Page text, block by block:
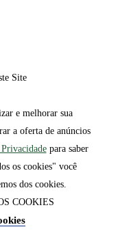
Site
e melhorar sua
a oferta de anúncios
para saber
os cookies" você
dos cookies.
COOKIES